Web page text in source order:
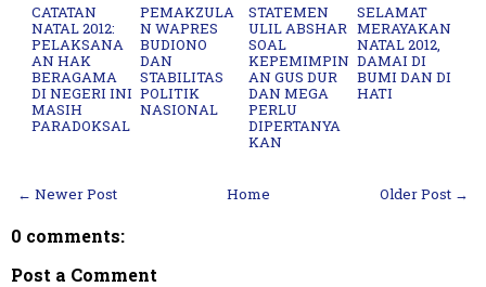
CATATAN
NATAL 2012:
PELAKSANA
AN HAK
BERAGAMA
DI NEGERI INI
MASIH
PARADOKSAL
PEMAKZULA
N WAPRES
BUDIONO
DAN
STABILITAS
POLITIK
NASIONAL
STATEMEN
ULIL ABSHAR
SOAL
KEPEMIMPIN
AN GUS DUR
DAN MEGA
PERLU
DIPERTANYA
KAN
SELAMAT
MERAYAKAN
NATAL 2012,
DAMAI DI
BUMI DAN DI
HATI
← Newer Post Older Post →
Home
0 comments:
Post a Comment